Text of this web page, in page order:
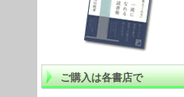
ご購入は各書店で